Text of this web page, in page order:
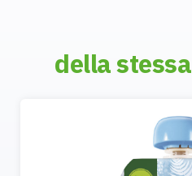
della stessa